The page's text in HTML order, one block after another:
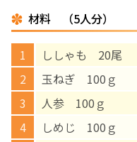
材料 （5人分）
ししゃも 20尾
玉ねぎ 100ｇ
人参 100ｇ
しめじ 100ｇ
そ
‘さんルーム’
遠方にお住まいで